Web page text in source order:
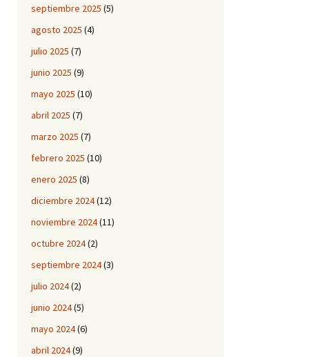
septiembre 2025 (5)
agosto 2025 (4)
julio 2025 (7)
junio 2025 (9)
mayo 2025 (10)
abril 2025 (7)
marzo 2025 (7)
febrero 2025 (10)
enero 2025 (8)
diciembre 2024(12)
noviembre 2024(11)
octubre 2024(2)
septiembre 2024(3)
julio 2024(2)
junio 2024(5)
mayo 2024(6)
abril 2024(9)